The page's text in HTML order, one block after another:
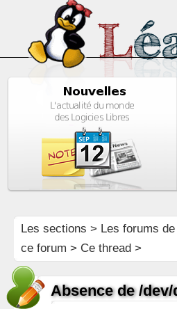
Les sections > Les forums
ce forum > Ce thread >
Absence de /